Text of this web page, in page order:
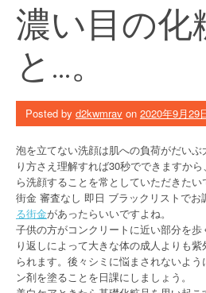
濃い目の化
と…。
Posted by d2kwmrav on 2020年9月29
泡を立てない洗顔は肌への負荷がだい
り方さえ理解すれば30秒でできますか
ら洗顔することを常としていただきたい
街金 審査なし 即日 ブラックリストでお
る街金があったらいいですよね。
子供の方がコンクリートに近い部分を
り返しによって大きな体の成人よりも
られます。後々シミに悩まされないよ
ン剤を塗ることを日課にしましょう。